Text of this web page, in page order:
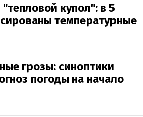
купол": в 5
температурные
грозы: синоптики
погоды на начало